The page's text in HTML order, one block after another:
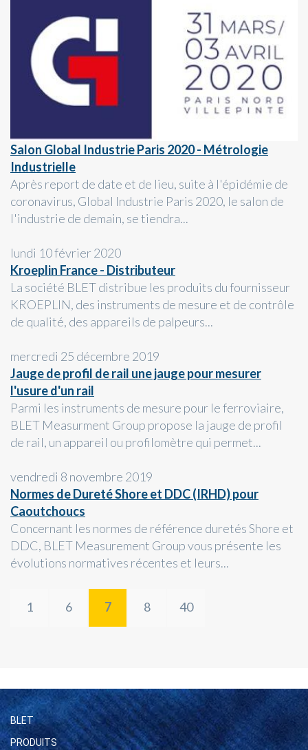
Salon Global Industrie Paris 2020 - Métrologie
Industrielle
Après report de date et de lieu, suite à l'épidémie de
coronavirus, Global Industrie Paris 2020, le salon de
l'industrie de demain, se tiendra...
lundi 10 février 2020
Kroeplin France - Distributeur
La société BLET distribue les produits du fournisseur
KROEPLIN, des instruments de mesure et de contrôle
de qualité, des appareils de palpeurs...
mercredi 25 décembre 2019
Jauge de profil de rail une jauge pour mesurer
l'usure d'un rail
Parmi les instruments de mesure pour le ferroviaire,
BLET Measurment Group propose la jauge de profil
de rail, un appareil ou profilomètre qui permet...
vendredi 8 novembre 2019
Normes de Dureté Shore et DDC (IRHD) pour
Caoutchoucs
Concernant les normes de référence duretés Shore et
DDC, BLET Measurement Group vous présente les
évolutions normatives récentes et leurs...
1 6 7 8 40
BLET
PRODUITS